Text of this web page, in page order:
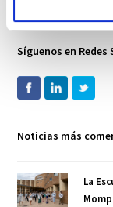
Síguenos en Redes
Noticias más
La